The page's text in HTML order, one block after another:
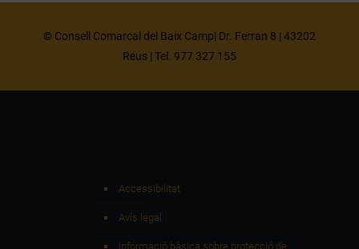
© Consell Comarcal del Baix Camp| Dr. Ferran 8 | 43202
Reus | Tel. 977 327 155
Accessibilitat
Avís legal
Informació bàsica sobre protecció de